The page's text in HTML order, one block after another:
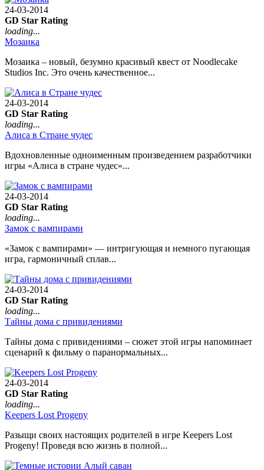
24-03-2014
GD Star Rating
loading...
Мозаика
Мозаика – новый, безумно красивый квест от Noodlecake
Studios Inc. Это очень качественное...
24-03-2014
GD Star Rating
loading...
Алиса в Стране чудес
Вдохновленные одноименным произведением разработчики
игры «Алиса в стране чудес»...
24-03-2014
GD Star Rating
loading...
Замок с вампирами
«Замок с вампирами» — интригующая и немного пугающая
игра, гармоничный сплав...
24-03-2014
GD Star Rating
loading...
Тайны дома с привидениями
Тайны дома с привидениями – сюжет этой игры напоминает
сценарий к фильму о паранормальных...
24-03-2014
GD Star Rating
loading...
Keepers Lost Progeny
Разыщи своих настоящих родителей в игре Keepers Lost
Progeny! Проведя всю жизнь в полной...